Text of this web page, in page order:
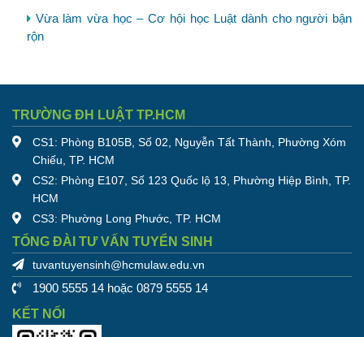
Vừa làm vừa học – Cơ hội học Luật dành cho người bận
rộn
TRƯỜNG ĐH LUẬT TP.HCM
CS1: Phòng B105B, Số 02, Nguyễn Tất Thành, Phường Xóm
Chiếu, TP. HCM
CS2: Phòng E107, Số 123 Quốc lộ 13, Phường Hiệp Bình, TP.
HCM
CS3: Phường Long Phước, TP. HCM
TỔNG ĐÀI TƯ VẤN TUYỂN SINH
tuvantuyensinh@hcmulaw.edu.vn
1900 5555 14 hoặc 0879 5555 14
KẾT NỐI